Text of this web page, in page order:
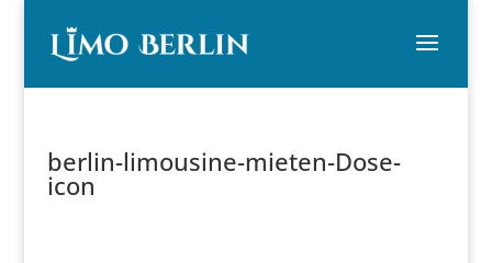
berlin-limousine-mieten-Dose-
icon